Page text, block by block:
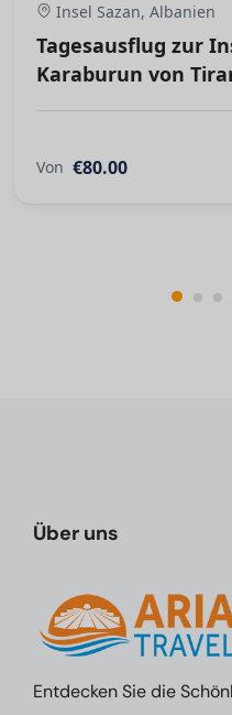
Insel Sazan, Albanien
Tagesausflug zur
Karaburun von
Von €80.00
Über uns
Entdecken Sie die